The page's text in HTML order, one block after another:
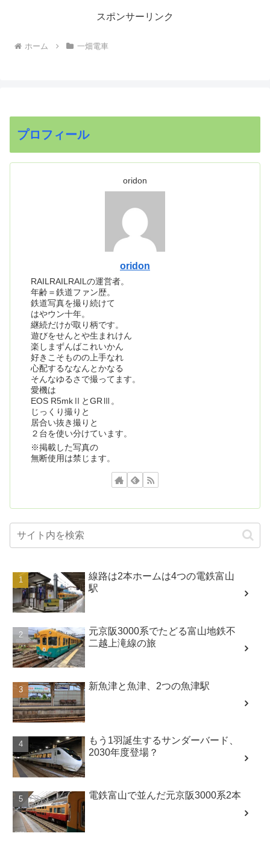
スポンサーリンク
ホーム 一畑電車
プロフィール
oridon
oridon
RAILRAILRAILの運営者。
年齢＝鉄道ファン歴。
鉄道写真を撮り続けて
はやウン十年。
継続だけが取り柄です。
遊びをせんとや生まれけん
楽しまずんばこれいかん
好きこそものの上手なれ
心配するななんとかなる
そんなゆるさで撮ってます。
愛機は
EOS R5mkⅡとGRⅢ。
じっくり撮りと
居合い抜き撮りと
２台を使い分けています。
※掲載した写真の
無断使用は禁じます。
線路は2本ホームは4つの電鉄富山
駅
元京阪3000系でたどる富山地鉄不
二越上滝線の旅
新魚津と魚津、2つの魚津駅
もう1羽誕生するサンダーバード、
2030年度登場？
電鉄富山で並んだ元京阪3000系2本